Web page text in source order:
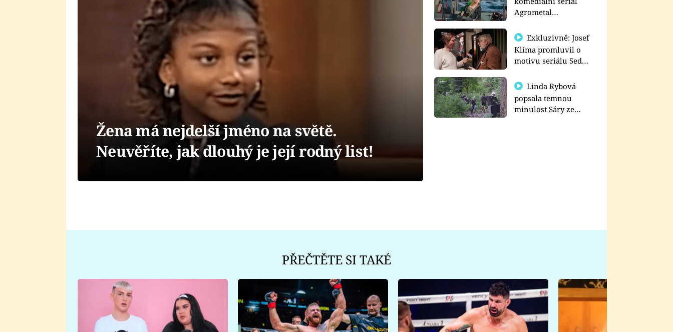
Agrometal
prima+
Exkluzivně: Josef
Klíma promluvil o
motivu seriálu Sedm
Linda Rybová
popsala temnou
minulost Sáry ze
Žena má nejdelší jméno na světě.
Neuvěříte, jak dlouhý je její rodný list!
PŘEČTĚTE SI TAKÉ